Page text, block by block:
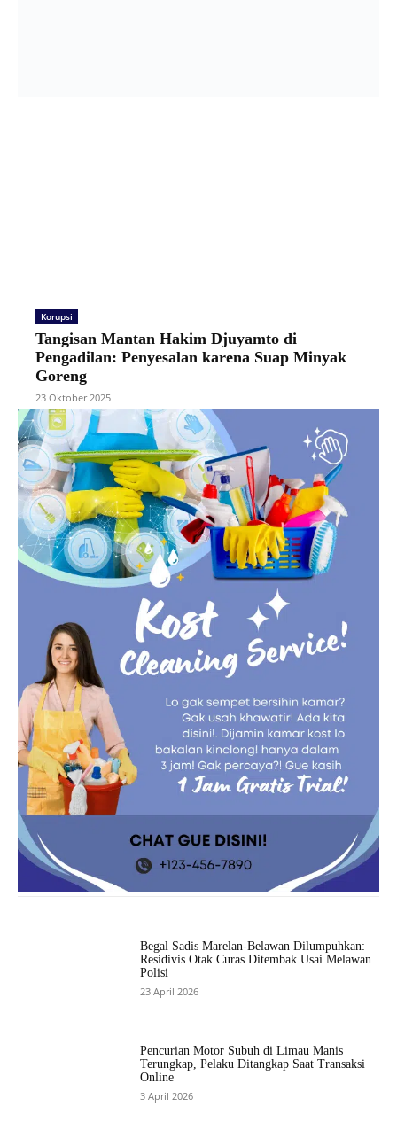
Korupsi
Tangisan Mantan Hakim Djuyamto di
Pengadilan: Penyesalan karena Suap Minyak
Goreng
23 Oktober 2025
Begal Sadis Marelan-Belawan Dilumpuhkan:
Residivis Otak Curas Ditembak Usai Melawan
Polisi
23 April 2026
Pencurian Motor Subuh di Limau Manis
Terungkap, Pelaku Ditangkap Saat Transaksi
Online
3 April 2026